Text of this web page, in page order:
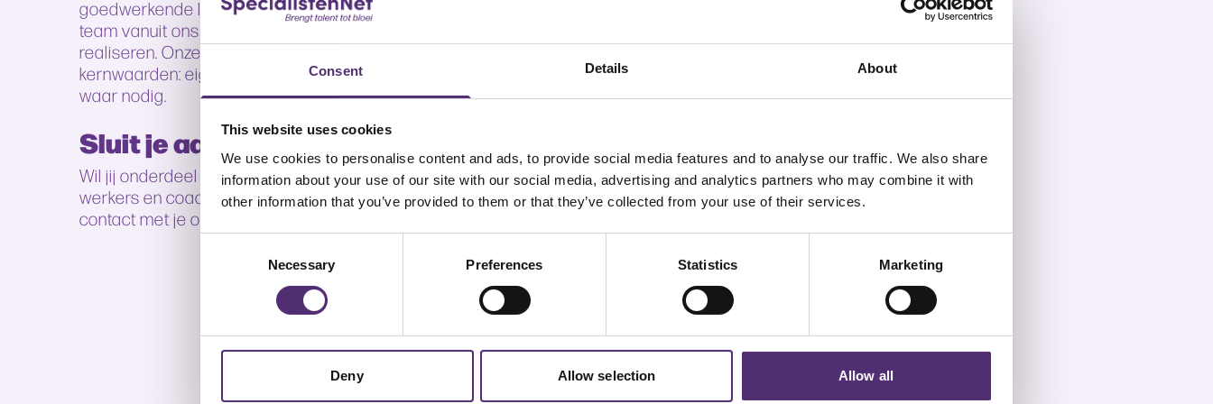
Consent Details About
This website uses cookies
We use cookies to personalise content and ads, to provide social media features and to analyse our traffic. We also share
information about your use of our site with our social media, advertising and analytics partners who may combine it with
other information that you’ve provided to them or that they’ve collected from your use of their services.
Necessary Preferences Statistics Marketing
Deny Allow selection Allow all
goedwerkende laptop. Met een landelijk netwerk van specialisten en een betrokken
team vanuit ons hoofdkantoor in Amersfoort zetten we ons dagelijks in om dit te
realiseren. Onze aanpak is persoonlijk en doelgericht. We handelen vanuit onze
kernwaarden: eigenwijs, professioneel, integer en betrokken, en durven door te pakken
waar nodig.
Sluit je aan bij ons netwerk
Wil jij onderdeel worden van ons netwerk van psychologen, bedrijfsmaatschappelijk
werkers en coaches? Solliciteer eenvoudig via de sollicitatiebutton en wij nemen snel
contact met je op.
Zullen we samenwerken?
Solliciteer hier: